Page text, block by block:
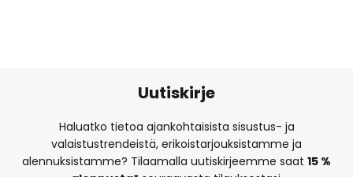
Uutiskirje
Haluatko tietoa ajankohtaisista sisustus- ja
valaistustrendeistä, erikoistarjouksistamme ja
alennuksistamme? Tilaamalla uutiskirjeemme saat 15 %